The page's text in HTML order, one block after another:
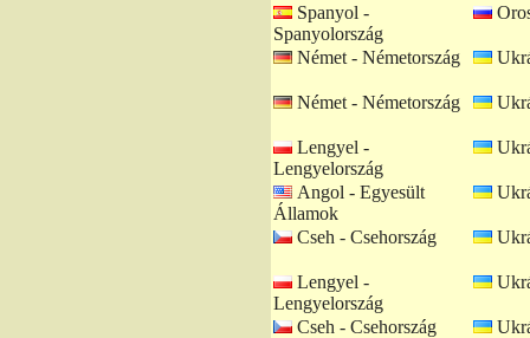
Spanyol -
Spanyolország
Német - Németország
Német - Németország
Lengyel -
Lengyelország
Angol - Egyesült
Államok
Cseh - Csehország
Lengyel -
Lengyelország
Cseh - Csehország